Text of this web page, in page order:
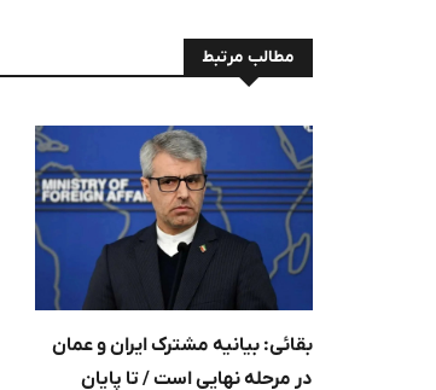
مطالب مرتبط
بقائی: بیانیه مشترک ایران و عمان
در مرحله نهایی است / تا پایان